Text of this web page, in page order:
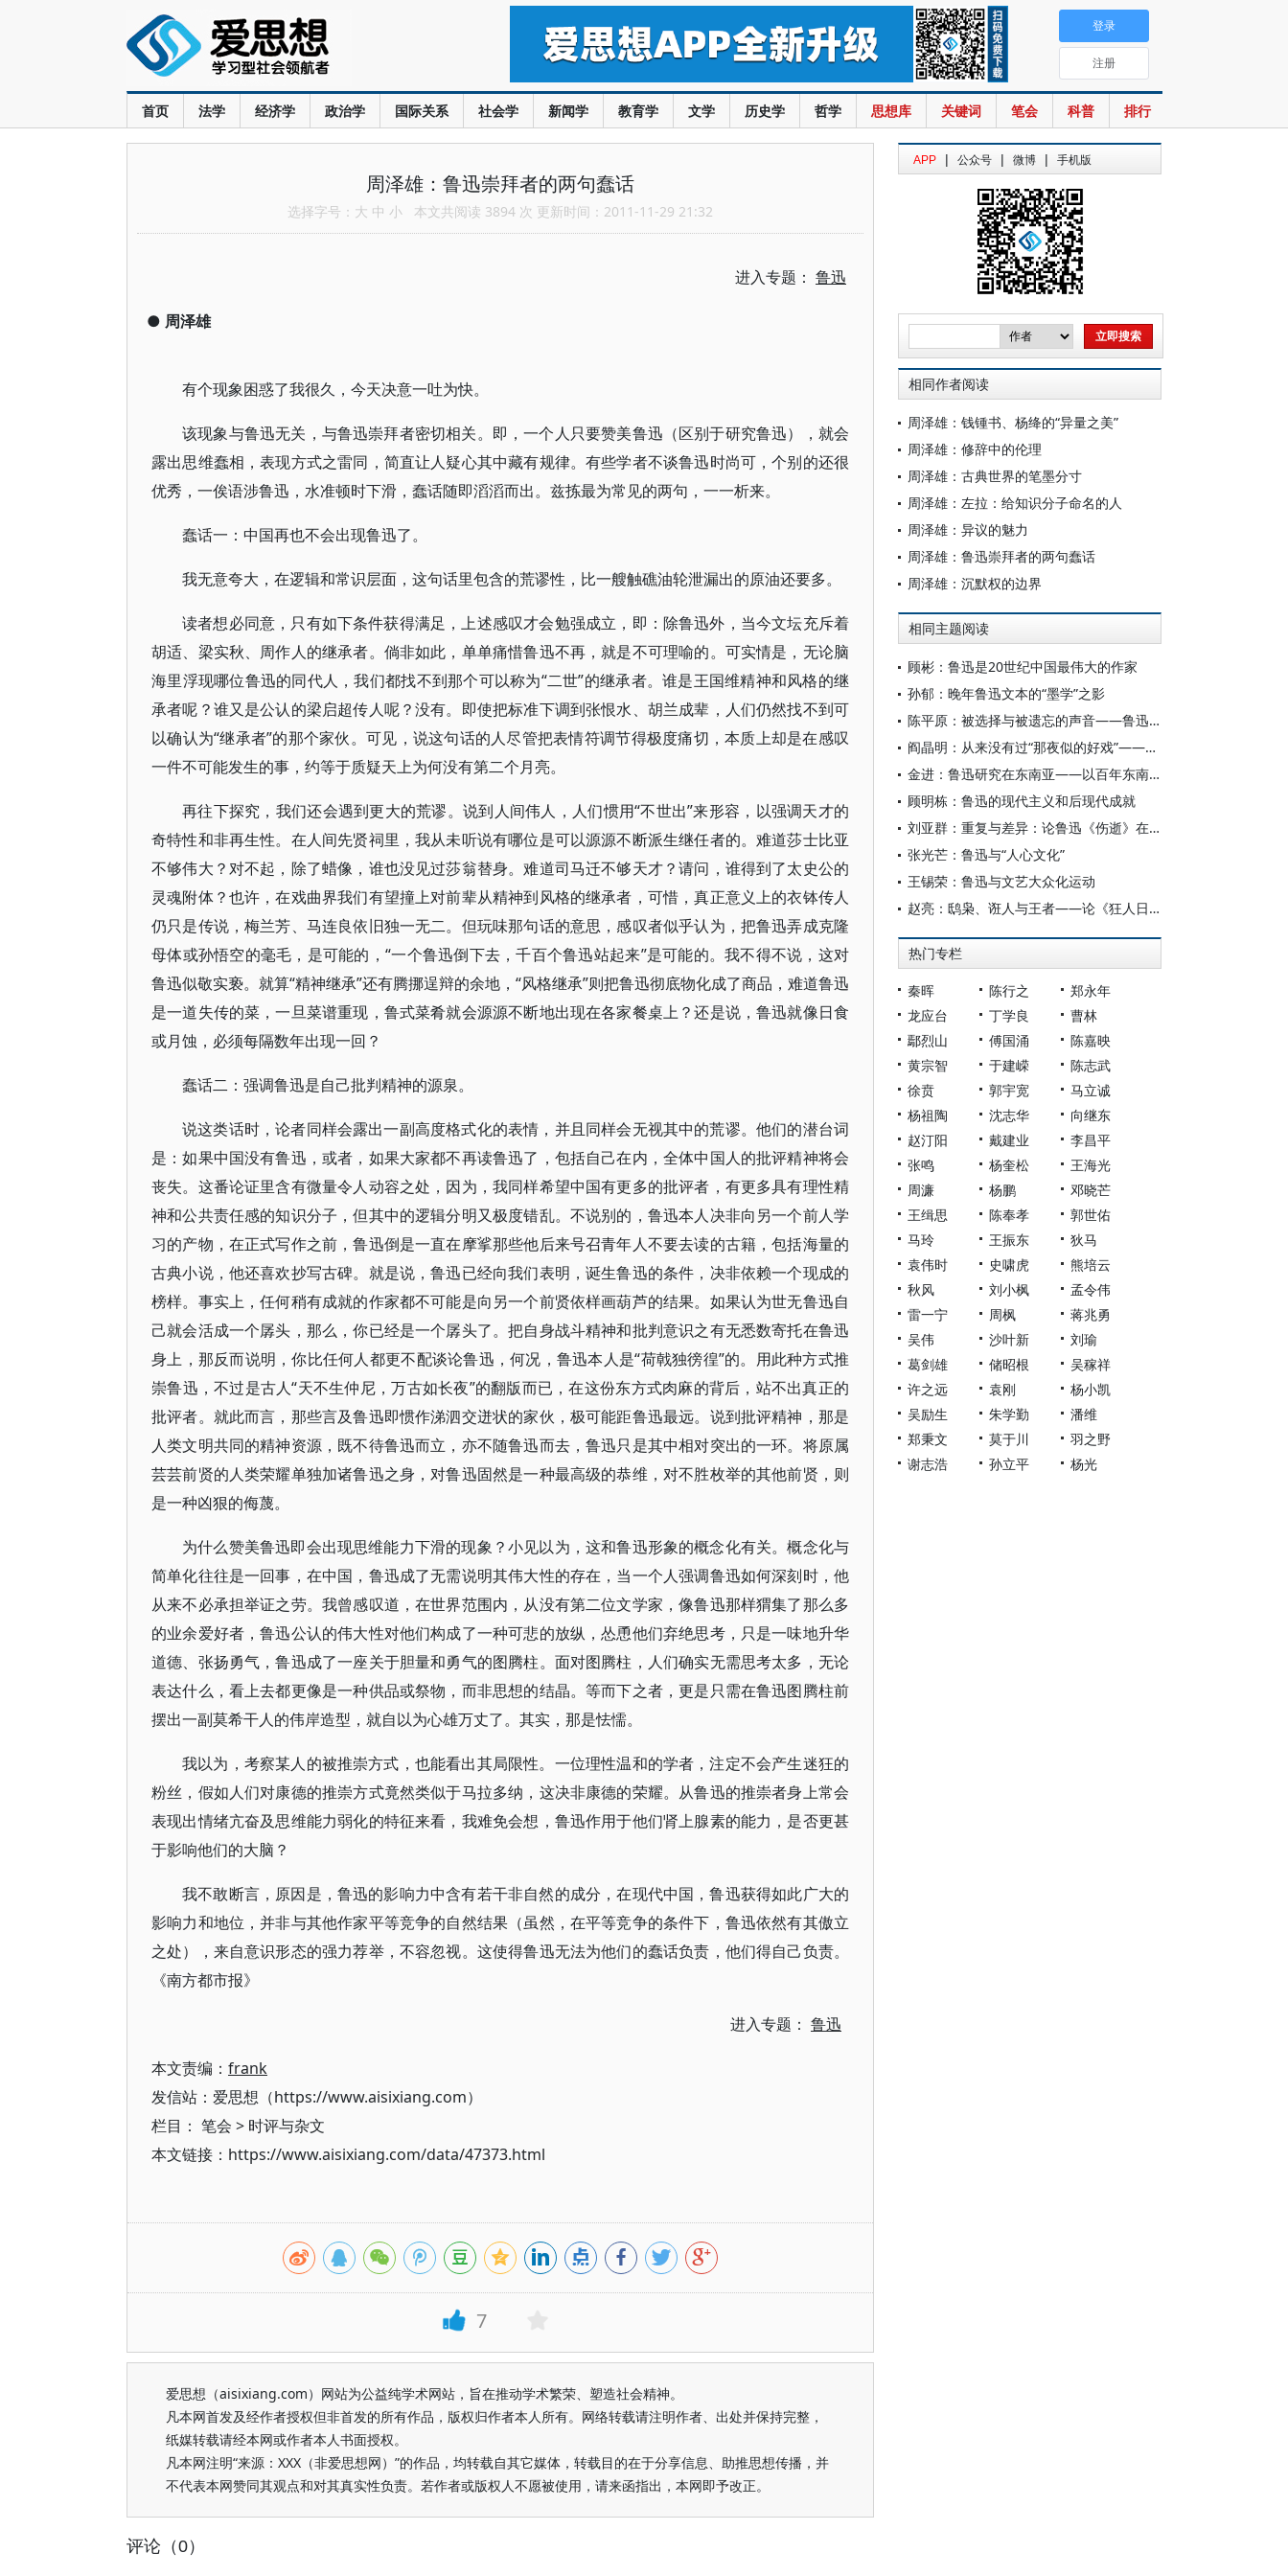
首页 法学 经济学 政治学 国际关系 社会学 新闻学 教育学 文学 历史学 哲学 思想库 关键词 笔会 科普 排行
登录
注册
周泽雄：鲁迅崇拜者的两句蠢话
选择字号： 大 中 小 本文共阅读 3894 次 更新时间：2011-11-29 21:32
进入专题： 鲁迅
● 周泽雄
有个现象困惑了我很久，今天决意一吐为快。
该现象与鲁迅无关，与鲁迅崇拜者密切相关。即，一个人只要赞美鲁迅（区别于研究鲁迅），就会
露出思维蠢相，表现方式之雷同，简直让人疑心其中藏有规律。有些学者不谈鲁迅时尚可，个别的还很
优秀，一俟语涉鲁迅，水准顿时下滑，蠢话随即滔滔而出。兹拣最为常见的两句，一一析来。
蠢话一：中国再也不会出现鲁迅了。
我无意夸大，在逻辑和常识层面，这句话里包含的荒谬性，比一艘触礁油轮泄漏出的原油还要多。
读者想必同意，只有如下条件获得满足，上述感叹才会勉强成立，即：除鲁迅外，当今文坛充斥着
胡适、梁实秋、周作人的继承者。倘非如此，单单痛惜鲁迅不再，就是不可理喻的。可实情是，无论脑
海里浮现哪位鲁迅的同代人，我们都找不到那个可以称为“二世”的继承者。谁是王国维精神和风格的继
承者呢？谁又是公认的梁启超传人呢？没有。即使把标准下调到张恨水、胡兰成辈，人们仍然找不到可
以确认为“继承者”的那个家伙。可见，说这句话的人尽管把表情符调节得极度痛切，本质上却是在感叹
一件不可能发生的事，约等于质疑天上为何没有第二个月亮。
再往下探究，我们还会遇到更大的荒谬。说到人间伟人，人们惯用“不世出”来形容，以强调天才的
奇特性和非再生性。在人间先贤祠里，我从未听说有哪位是可以源源不断派生继任者的。难道莎士比亚
不够伟大？对不起，除了蜡像，谁也没见过莎翁替身。难道司马迁不够天才？请问，谁得到了太史公的
灵魂附体？也许，在戏曲界我们有望撞上对前辈从精神到风格的继承者，可惜，真正意义上的衣钵传人
仍只是传说，梅兰芳、马连良依旧独一无二。但玩味那句话的意思，感叹者似乎认为，把鲁迅弄成克隆
母体或孙悟空的毫毛，是可能的，“一个鲁迅倒下去，千百个鲁迅站起来”是可能的。我不得不说，这对
鲁迅似敬实亵。就算“精神继承”还有腾挪逞辩的余地，“风格继承”则把鲁迅彻底物化成了商品，难道鲁迅
是一道失传的菜，一旦菜谱重现，鲁式菜肴就会源源不断地出现在各家餐桌上？还是说，鲁迅就像日食
或月蚀，必须每隔数年出现一回？
蠢话二：强调鲁迅是自己批判精神的源泉。
说这类话时，论者同样会露出一副高度格式化的表情，并且同样会无视其中的荒谬。他们的潜台词
是：如果中国没有鲁迅，或者，如果大家都不再读鲁迅了，包括自己在内，全体中国人的批评精神将会
丧失。这番论证里含有微量令人动容之处，因为，我同样希望中国有更多的批评者，有更多具有理性精
神和公共责任感的知识分子，但其中的逻辑分明又极度错乱。不说别的，鲁迅本人决非向另一个前人学
习的产物，在正式写作之前，鲁迅倒是一直在摩挲那些他后来号召青年人不要去读的古籍，包括海量的
古典小说，他还喜欢抄写古碑。就是说，鲁迅已经向我们表明，诞生鲁迅的条件，决非依赖一个现成的
榜样。事实上，任何稍有成就的作家都不可能是向另一个前贤依样画葫芦的结果。如果认为世无鲁迅自
己就会活成一个孱头，那么，你已经是一个孱头了。把自身战斗精神和批判意识之有无悉数寄托在鲁迅
身上，那反而说明，你比任何人都更不配谈论鲁迅，何况，鲁迅本人是“荷戟独徬徨”的。用此种方式推
崇鲁迅，不过是古人“天不生仲尼，万古如长夜”的翻版而已，在这份东方式肉麻的背后，站不出真正的
批评者。就此而言，那些言及鲁迅即惯作涕泗交迸状的家伙，极可能距鲁迅最远。说到批评精神，那是
人类文明共同的精神资源，既不待鲁迅而立，亦不随鲁迅而去，鲁迅只是其中相对突出的一环。将原属
芸芸前贤的人类荣耀单独加诸鲁迅之身，对鲁迅固然是一种最高级的恭维，对不胜枚举的其他前贤，则
是一种凶狠的侮蔑。
为什么赞美鲁迅即会出现思维能力下滑的现象？小见以为，这和鲁迅形象的概念化有关。概念化与
简单化往往是一回事，在中国，鲁迅成了无需说明其伟大性的存在，当一个人强调鲁迅如何深刻时，他
从来不必承担举证之劳。我曾感叹道，在世界范围内，从没有第二位文学家，像鲁迅那样猬集了那么多
的业余爱好者，鲁迅公认的伟大性对他们构成了一种可悲的放纵，怂恿他们弃绝思考，只是一味地升华
道德、张扬勇气，鲁迅成了一座关于胆量和勇气的图腾柱。面对图腾柱，人们确实无需思考太多，无论
表达什么，看上去都更像是一种供品或祭物，而非思想的结晶。等而下之者，更是只需在鲁迅图腾柱前
摆出一副莫希干人的伟岸造型，就自以为心雄万丈了。其实，那是怯懦。
我以为，考察某人的被推崇方式，也能看出其局限性。一位理性温和的学者，注定不会产生迷狂的
粉丝，假如人们对康德的推崇方式竟然类似于马拉多纳，这决非康德的荣耀。从鲁迅的推崇者身上常会
表现出情绪亢奋及思维能力弱化的特征来看，我难免会想，鲁迅作用于他们肾上腺素的能力，是否更甚
于影响他们的大脑？
我不敢断言，原因是，鲁迅的影响力中含有若干非自然的成分，在现代中国，鲁迅获得如此广大的
影响力和地位，并非与其他作家平等竞争的自然结果（虽然，在平等竞争的条件下，鲁迅依然有其傲立
之处），来自意识形态的强力荐举，不容忽视。这使得鲁迅无法为他们的蠢话负责，他们得自己负责。
《南方都市报》
进入专题： 鲁迅
本文责编： frank
发信站：爱思想（https://www.aisixiang.com）
栏目： 笔会 > 时评与杂文
本文链接：https://www.aisixiang.com/data/47373.html
7
爱思想（aisixiang.com）网站为公益纯学术网站，旨在推动学术繁荣、塑造社会精神。
凡本网首发及经作者授权但非首发的所有作品，版权归作者本人所有。网络转载请注明作者、出处并保持完整，
纸媒转载请经本网或作者本人书面授权。
凡本网注明“来源：XXX（非爱思想网）”的作品，均转载自其它媒体，转载目的在于分享信息、助推思想传播，并
不代表本网赞同其观点和对其真实性负责。若作者或版权人不愿被使用，请来函指出，本网即予改正。
评论（0）
APP | 公众号 | 微博 | 手机版
相同作者阅读
周泽雄：钱锺书、杨绛的“异量之美”
周泽雄：修辞中的伦理
周泽雄：古典世界的笔墨分寸
周泽雄：左拉：给知识分子命名的人
周泽雄：异议的魅力
周泽雄：鲁迅崇拜者的两句蠢话
周泽雄：沉默权的边界
相同主题阅读
顾彬：鲁迅是20世纪中国最伟大的作家
孙郁：晚年鲁迅文本的“墨学”之影
陈平原：被选择与被遗忘的声音——鲁迅“出口”能否以及如何“成章”
阎晶明：从来没有过“那夜似的好戏”——鲁迅小说《社戏》解读
金进：鲁迅研究在东南亚——以百年东南亚文学创作与文艺批评为线索
顾明栋：鲁迅的现代主义和后现代成就
刘亚群：重复与差异：论鲁迅《伤逝》在“南方”的“重写”
张光芒：鲁迅与“人心文化”
王锡荣：鲁迅与文艺大众化运动
赵亮：鸱枭、诳人与王者——论《狂人日记》之“狂”人的多元重构
热门专栏
秦晖 陈行之
郑永年
龙应台
丁学良
曹林
鄢烈山
傅国涌
陈嘉映
黄宗智
于建嵘
陈志武
徐贲
郭宇宽
马立诚
杨祖陶
沈志华
向继东
赵汀阳
戴建业
李昌平
张鸣
杨奎松
王海光
周濂
杨鹏
邓晓芒
王缉思
陈奉孝
郭世佑
马玲
王振东
狄马
袁伟时
史啸虎
熊培云
秋风
刘小枫
孟令伟
雷一宁
周枫
蒋兆勇
吴伟
沙叶新
刘瑜
葛剑雄
储昭根
吴稼祥
许之远
袁刚
杨小凯
吴励生
朱学勤
潘维
郑秉文
莫于川
羽之野
谢志浩
孙立平 杨光